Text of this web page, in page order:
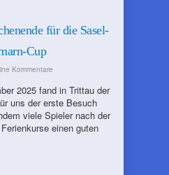
für die Sasel-
Cup
Kommentare
2025 fand in Trittau der
uns der erste Besuch
viele Spieler nach der
einen guten